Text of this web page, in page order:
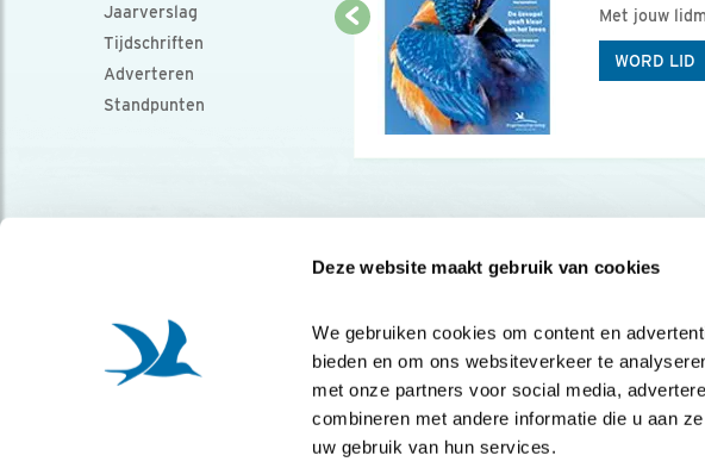
Deze website maakt gebruik van cookies
We gebruiken cookies om content en
bieden en om ons websiteverkeer te
met onze partners voor social media,
combineren met andere informatie die u aan
uw gebruik van hun services.
Jaarverslag
Tijdschriften
Adverteren
Standpunten
Met jouw
WORD LID